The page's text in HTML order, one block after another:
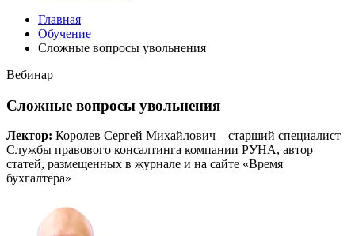
Главная
Обучение
Сложные вопросы увольнения
Вебинар
Сложные вопросы увольнения
Лектор: Королев Сергей Михайлович – старший специалист
Службы правового консалтинга компании РУНА, автор
статей, размещенных в журнале и на сайте «Время
бухгалтера»